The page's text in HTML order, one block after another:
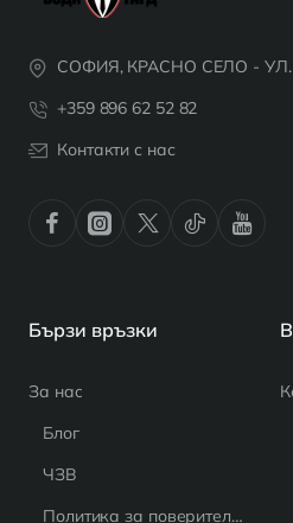
СОФИЯ, КРАСНО СЕЛО -
+359 896 62 52 82
Контакти с нас
Бързи връзки
За нас
Блог
ЧЗВ
Политика за поверителност